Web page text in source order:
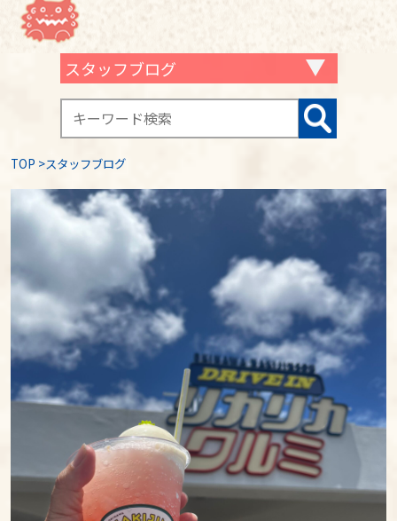
スタッフブログ
TOP >スタッフブログ